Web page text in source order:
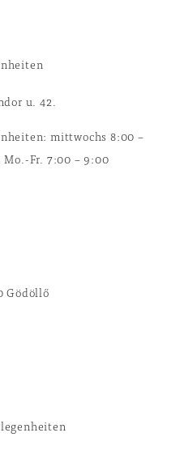
u. 42.
mittwochs 8:00 –
Fr. 7:00 – 9:00
Gödöllő